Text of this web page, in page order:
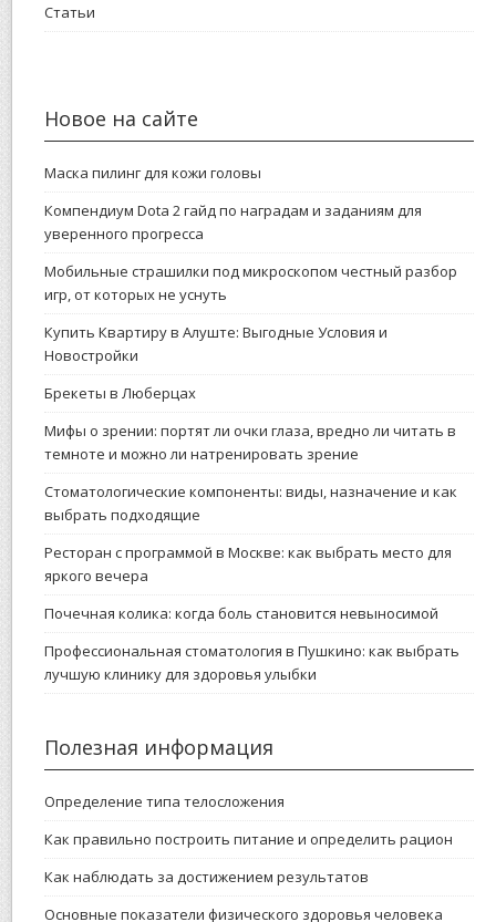
Статьи
Новое на сайте
Маска пилинг для кожи головы
Компендиум Dota 2 гайд по наградам и заданиям для
уверенного прогресса
Мобильные страшилки под микроскопом честный разбор
игр, от которых не уснуть
Купить Квартиру в Алуште: Выгодные Условия и
Новостройки
Брекеты в Люберцах
Мифы о зрении: портят ли очки глаза, вредно ли читать в
темноте и можно ли натренировать зрение
Стоматологические компоненты: виды, назначение и как
выбрать подходящие
Ресторан с программой в Москве: как выбрать место для
яркого вечера
Почечная колика: когда боль становится невыносимой
Профессиональная стоматология в Пушкино: как выбрать
лучшую клинику для здоровья улыбки
Полезная информация
Определение типа телосложения
Как правильно построить питание и определить рацион
Как наблюдать за достижением результатов
Основные показатели физического здоровья человека